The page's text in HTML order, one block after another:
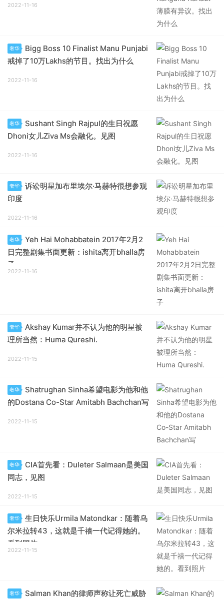
2022-11-16
奢华
Bigg Boss 10 Finalist Manu Punjabi
戒掉了10万Lakhs的节目。找出为什么
2022-11-16
奢华
Sushant Singh Rajpul的生日祝愿
Dhoni女儿Ziva Ms会融化。见图
2022-11-16
奢华
诉讼明星加布里埃尔·马赫特很想参观
印度
2022-11-16
奢华
Yeh Hai Mohabbatein 2017年2月2
日完整剧集书面更新：ishita离开bhalla房
子
2022-11-16
奢华
Akshay Kumar并不认为他的明星被
理所当然：Huma Qureshi.
2022-11-15
奢华
Shatrughan Sinha希望电影为他和他
的Dostana Co-Star Amitabh Bachchan写
2022-11-15
奢华
CIA首先看：Duleter Salmaan是美国
同志，见图
2022-11-15
奢华
生日快乐Urmila Matondkar：随着乌
尔米拉转43，这就是千禧一代记得她的。
看到照片
2022-11-15
奢华
Salman Khan的律师声称让死亡威胁